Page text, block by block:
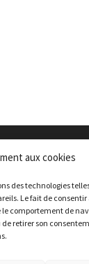
aux cookies
des technologies
Le fait de consentir
comportement de
retirer son